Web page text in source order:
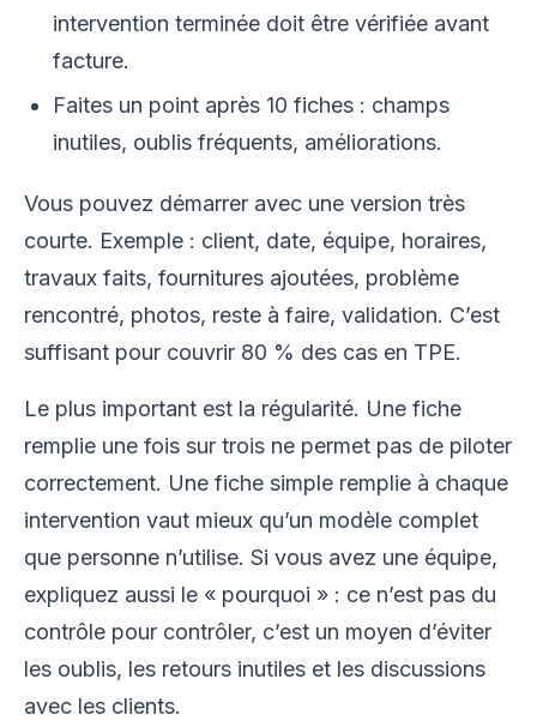
intervention terminée doit être vérifiée avant
facture.
Faites un point après 10 fiches : champs
inutiles, oublis fréquents, améliorations.
Vous pouvez démarrer avec une version très
courte. Exemple : client, date, équipe, horaires,
travaux faits, fournitures ajoutées, problème
rencontré, photos, reste à faire, validation. C’est
suffisant pour couvrir 80 % des cas en TPE.
Le plus important est la régularité. Une fiche
remplie une fois sur trois ne permet pas de piloter
correctement. Une fiche simple remplie à chaque
intervention vaut mieux qu’un modèle complet
que personne n’utilise. Si vous avez une équipe,
expliquez aussi le « pourquoi » : ce n’est pas du
contrôle pour contrôler, c’est un moyen d’éviter
les oublis, les retours inutiles et les discussions
avec les clients.